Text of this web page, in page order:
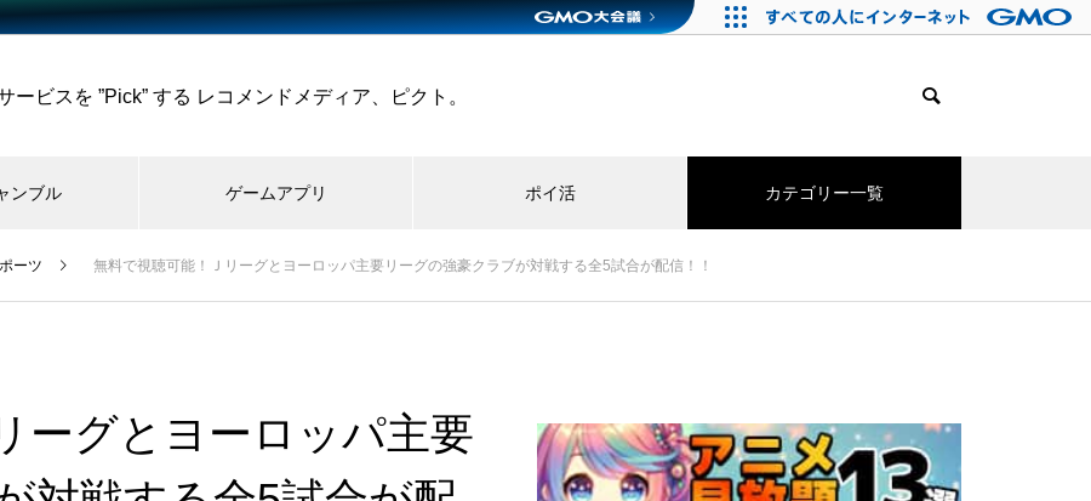
ービスを ”Pick” する レコメンドメディア、ピクト。
ンブル ゲームアプリ ポイ活 カテゴリー一覧
ーツ 無料で視聴可能！Ｊリーグとヨーロッパ主要リーグの強豪クラブが対戦する全5試合が配信！！
ーグとヨーロッパ主要